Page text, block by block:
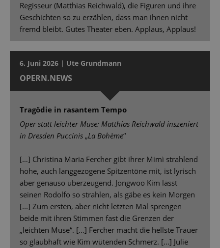
Regisseur (Matthias Reichwald), die Figuren und ihre
Geschichten so zu erzählen, dass man ihnen nicht
fremd bleibt. Gutes Theater eben. Applaus, Applaus!
6. Juni 2026 | Ute Grundmann
OPERN.NEWS
Tragödie in rasantem Tempo
Oper statt leichter Muse: Matthias Reichwald inszeniert
in Dresden Puccinis „La Bohème“
[…] Christina Maria Fercher gibt ihrer Mimì strahlend
hohe, auch langgezogene Spitzentöne mit, ist lyrisch
aber genauso überzeugend. Jongwoo Kim lässt
seinen Rodolfo so strahlen, als gäbe es kein Morgen
[...] Zum ersten, aber nicht letzten Mal sprengen
beide mit ihren Stimmen fast die Grenzen der
„leichten Muse“. […] Fercher macht die hellste Trauer
so glaubhaft wie Kim wütenden Schmerz. [...] Julie